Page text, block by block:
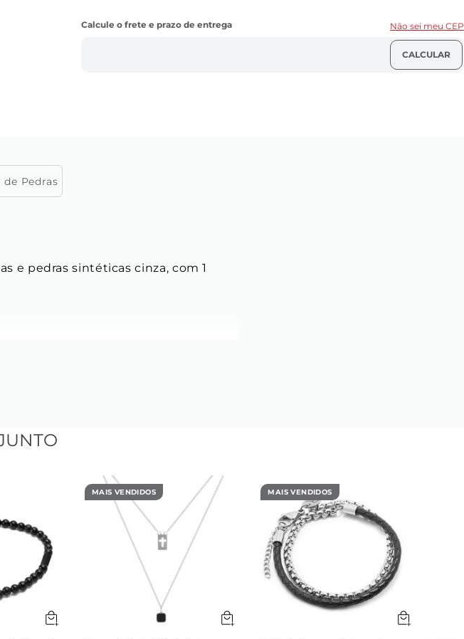
Não sei meu CEP
de Pedras
e pedras sintéticas cinza, com 1
(corte estrela)
sofrer uma pequena variação no
MAIS VENDIDOS MAIS VENDIDOS